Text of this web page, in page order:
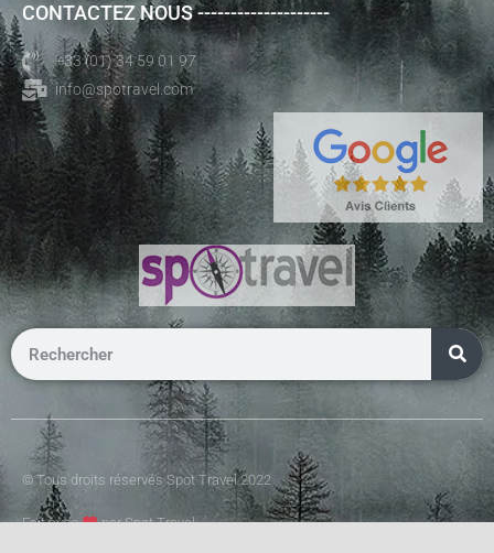
CONTACTEZ NOUS --------------------
+33 (01) 34 59 01 97
info@spotravel.com
© Tous droits réservés Spot Travel 2022
Fait avec par Spot Travel